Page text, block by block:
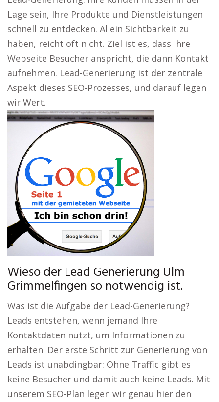
Lage sein, Ihre Produkte und Dienstleistungen
schnell zu entdecken. Allein Sichtbarkeit zu
haben, reicht oft nicht. Ziel ist es, dass Ihre
Webseite Besucher anspricht, die dann Kontakt
aufnehmen. Lead-Generierung ist der zentrale
Aspekt dieses SEO-Prozesses, und darauf legen
wir Wert.
Wieso der Lead Generierung Ulm
Grimmelfingen so notwendig ist.
Was ist die Aufgabe der Lead-Generierung?
Leads entstehen, wenn jemand Ihre
Kontaktdaten nutzt, um Informationen zu
erhalten. Der erste Schritt zur Generierung von
Leads ist unabdingbar: Ohne Traffic gibt es
keine Besucher und damit auch keine Leads. Mit
unserem SEO-Plan legen wir genau hier den